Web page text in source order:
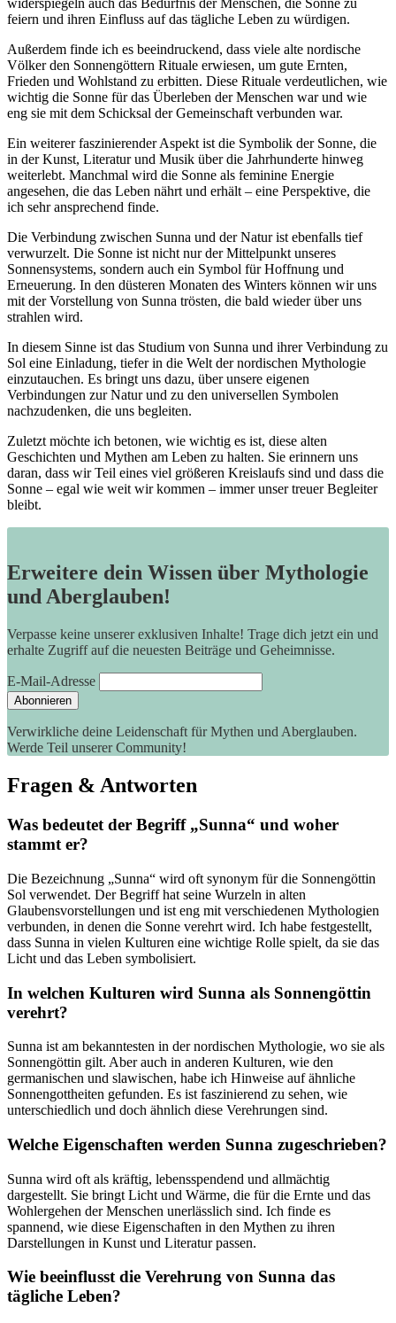
widerspiegeln auch das Bedürfnis⁤ der Menschen,⁤ die​ Sonne zu
feiern und ihren Einfluss auf das ‍tägliche Leben zu würdigen.
Außerdem finde‍ ich es beeindruckend, dass viele alte nordische
Völker ⁢den Sonnengöttern Rituale erwiesen, um gute Ernten,
Frieden und Wohlstand zu erbitten. Diese Rituale ‍verdeutlichen,⁢ wie
wichtig die Sonne für das Überleben der Menschen war und wie
eng⁣ sie mit dem Schicksal⁣ der Gemeinschaft verbunden war.
Ein weiterer faszinierender⁢ Aspekt ist die Symbolik‌ der Sonne, die
in der Kunst, Literatur ‍und Musik über die ‌Jahrhunderte hinweg
weiterlebt. Manchmal wird die Sonne als feminine Energie
angesehen, die das Leben nährt und‍ erhält – eine Perspektive, die
ich sehr ansprechend finde.
Die Verbindung ‌zwischen Sunna und der ⁤Natur ist ebenfalls tief
verwurzelt. Die ⁣Sonne ist nicht nur der Mittelpunkt unseres
Sonnensystems, sondern auch ein Symbol für Hoffnung und
Erneuerung. In den‌ düsteren Monaten des Winters können wir uns ​
mit der Vorstellung von Sunna trösten, die bald wieder über uns
strahlen wird.
In diesem Sinne ist das Studium von Sunna und ihrer ​Verbindung zu⁤
Sol eine Einladung, tiefer⁣ in ​die Welt der ⁣nordischen Mythologie
einzutauchen. Es bringt uns dazu, über unsere eigenen
Verbindungen zur Natur und zu den universellen⁣ Symbolen
nachzudenken, die uns begleiten.
Zuletzt möchte ich betonen, wie wichtig es ist, diese‌ alten
Geschichten und Mythen am Leben⁤ zu halten. Sie erinnern uns
daran, dass wir Teil eines viel größeren Kreislaufs sind und ⁣dass die ​
Sonne⁤ – egal wie weit wir kommen – immer unser treuer Begleiter
bleibt.
Erweitere dein Wissen über Mythologie
und Aberglauben!
Verpasse keine unserer exklusiven Inhalte! Trage dich jetzt ein und
erhalte Zugriff auf die neuesten Beiträge und Geheimnisse.
E-Mail-Adresse
Verwirkliche deine Leidenschaft für Mythen und Aberglauben.
Werde Teil unserer Community!
Fragen & Antworten
Was bedeutet der Begriff „Sunna“ und woher
stammt er?
Die Bezeichnung „Sunna“ wird oft synonym für die Sonnengöttin
Sol verwendet. Der Begriff hat seine Wurzeln in‌ alten
Glaubensvorstellungen und ist eng mit verschiedenen Mythologien
verbunden, in denen ‌die Sonne verehrt wird. Ich habe festgestellt,
dass Sunna in vielen Kulturen eine wichtige Rolle ⁢spielt, da sie das
Licht und‍ das Leben symbolisiert.
In welchen Kulturen wird Sunna als Sonnengöttin
verehrt?
Sunna ist am bekanntesten in der nordischen Mythologie, ‍wo sie⁣ als
Sonnengöttin​ gilt. Aber auch in anderen Kulturen, wie den
germanischen und slawischen, habe ich⁤ Hinweise auf ähnliche
Sonnengottheiten gefunden. ⁣Es ist faszinierend zu sehen, wie
unterschiedlich und doch ähnlich​ diese Verehrungen sind.
Welche Eigenschaften werden Sunna zugeschrieben?
Sunna wird oft als kräftig, ⁣lebensspendend und allmächtig
dargestellt. Sie bringt Licht ​und Wärme, die ⁢für die Ernte und das
Wohlergehen‌ der Menschen unerlässlich sind. Ich finde es⁢
spannend, wie diese Eigenschaften in den Mythen zu ihren
Darstellungen in ⁤Kunst und Literatur passen.
Wie⁣ beeinflusst​ die Verehrung von‌ Sunna das
tägliche Leben?